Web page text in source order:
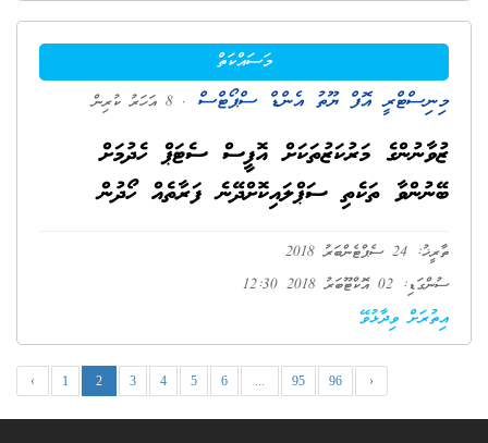
މަސައްކަތް
މިނިސްޓްރީ އޮފް ޔޫތު އެންޑް ސްޕޯޓްސް . 8 އަހަރު ކުރިން
ޒުވާނުންގެ މަރުކަޒުތަކަށް އޮފީސް ސެޓަޕް ހެދުމަށް
ބޭނުންވާ ތަކެތި ސަޕްލައިކޮށްދޭނެ ފަރާތެއް ހޯދުން
ތާރީޚު: 24 ސެޕްޓެންބަރު 2018
ސުންގަޑި: 02 އޮކްޓޫބަރު 2018 12:30
އިތުރަށް ވިދާޅުވޭ
‹ 1 2 3 4 5 6 ... 95 96 ›